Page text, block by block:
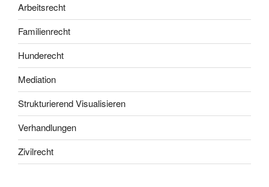
Arbeitsrecht
Familienrecht
Hunderecht
Mediation
Strukturierend Visualisieren
Verhandlungen
Zivilrecht